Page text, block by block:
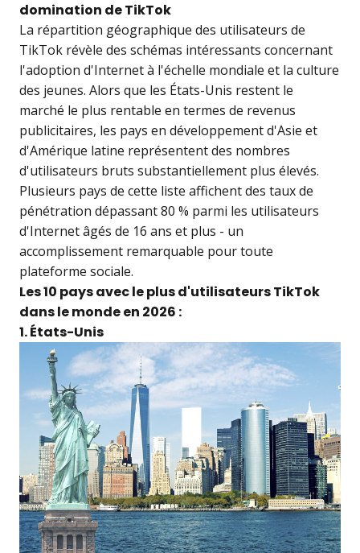
domination de TikTok
La répartition géographique des utilisateurs de
TikTok révèle des schémas intéressants concernant
l'adoption d'Internet à l'échelle mondiale et la culture
des jeunes. Alors que les États-Unis restent le
marché le plus rentable en termes de revenus
publicitaires, les pays en développement d'Asie et
d'Amérique latine représentent des nombres
d'utilisateurs bruts substantiellement plus élevés.
Plusieurs pays de cette liste affichent des taux de
pénétration dépassant 80 % parmi les utilisateurs
d'Internet âgés de 16 ans et plus - un
accomplissement remarquable pour toute
plateforme sociale.
Les 10 pays avec le plus d'utilisateurs TikTok
dans le monde en 2026 :
1. États-Unis